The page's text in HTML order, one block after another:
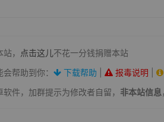
， 点击这儿不花一分钱捐赠本站
帮助到你：
下载帮助 报毒说明
件，加群提示为修改者自留， 非本站信息